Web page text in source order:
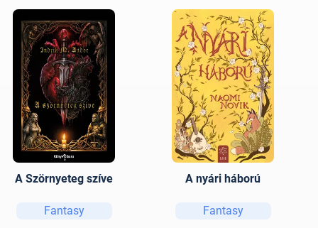
A Szörnyeteg szíve
Fantasy
A nyári háború
Fantasy